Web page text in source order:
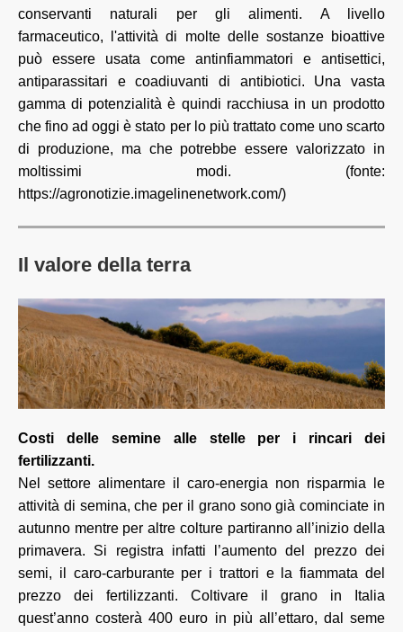
conservanti naturali per gli alimenti. A livello
farmaceutico, l'attività di molte delle sostanze bioattive
può essere usata come antinfiammatori e antisettici,
antiparassitari e coadiuvanti di antibiotici. Una vasta
gamma di potenzialità è quindi racchiusa in un prodotto
che fino ad oggi è stato per lo più trattato come uno scarto
di produzione, ma che potrebbe essere valorizzato in
moltissimi modi. (fonte:
https://agronotizie.imagelinenetwork.com/)
Il valore della terra
Costi delle semine alle stelle per i rincari dei
fertilizzanti.
Nel settore alimentare il caro-energia non risparmia le
attività di semina, che per il grano sono già cominciate in
autunno mentre per altre colture partiranno all’inizio della
primavera.
Si registra infatti l’aumento del prezzo dei
semi, il caro-carburante per i trattori e la fiammata del
prezzo dei fertilizzanti. Coltivare il grano in Italia
quest’anno costerà 400 euro in più all’ettaro, dal seme